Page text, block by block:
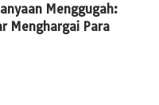
Menggugah:
Menghargai Para